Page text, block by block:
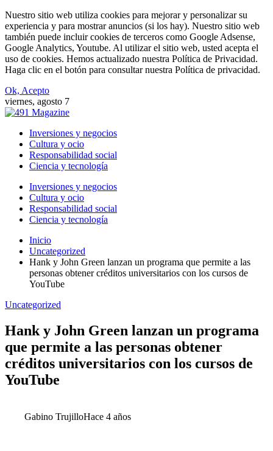
Nuestro sitio web utiliza cookies para mejorar y personalizar su
experiencia y para mostrar anuncios (si los hay). Nuestro sitio web
también puede incluir cookies de terceros como Google Adsense,
Google Analytics, Youtube. Al utilizar el sitio web, usted acepta el
uso de cookies. Hemos actualizado nuestra Política de Privacidad.
Haga clic en el botón para consultar nuestra Política de privacidad.
Ok, Acepto
viernes, agosto 7
Inversiones y negocios
Cultura y ocio
Responsabilidad social
Ciencia y tecnología
Inversiones y negocios
Cultura y ocio
Responsabilidad social
Ciencia y tecnología
Inicio
Uncategorized
Hank y John Green lanzan un programa que permite a las
personas obtener créditos universitarios con los cursos de
YouTube
Uncategorized
Hank y John Green lanzan un programa
que permite a las personas obtener
créditos universitarios con los cursos de
YouTube
Gabino TrujilloHace 4 años